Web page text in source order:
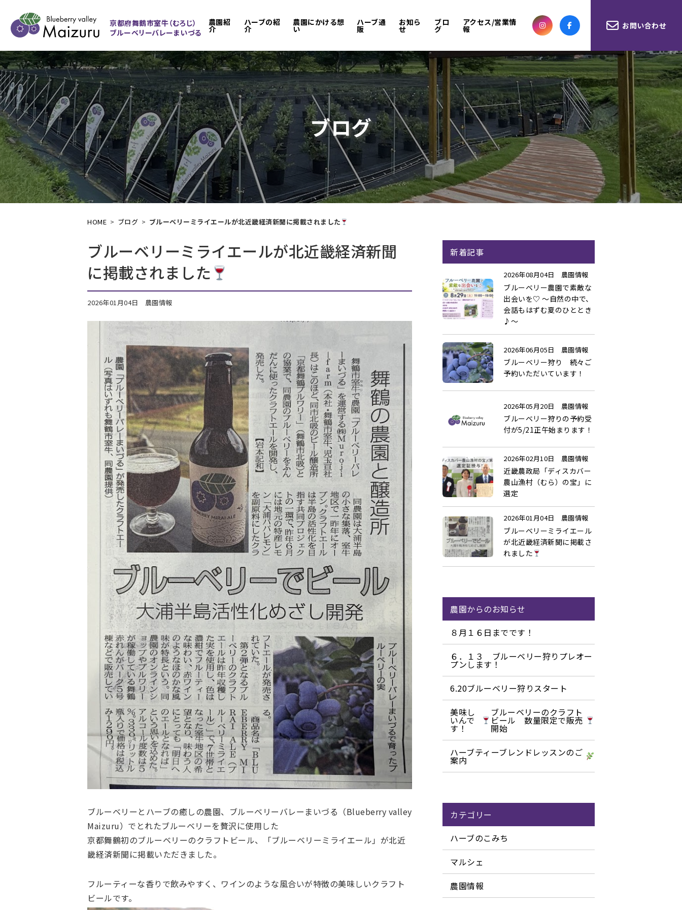
京都府舞鶴市室牛（むろじ）
ブルーベリーバレーまいづる
農園紹
介
ハーブの紹
介
農園にかける想
い
ハーブ通
販
お知ら
せ
ブロ
グ
アクセス/営業情
報 お問い合わせ
ブログ
HOME ブログ ブルーベリーミライエールが北近畿経済新聞に掲載されました
ブルーベリーミライエールが北近畿経済新聞
に掲載されました
2026年01月04日 農園情報
ブルーベリーとハーブの癒しの農園、ブルーベリーバレーまいづる（Blueberry valley
Maizuru）でとれたブルーベリーを贅沢に使用した
京都舞鶴初のブルーベリーのクラフトビール、「ブルーベリーミライエール」が北近
畿経済新聞に掲載いただきました。
フルーティーな香りで飲みやすく、ワインのような風合いが特徴の美味しいクラフト
ビールです。
新着記事
2026年08月04日 農園情報
ブルーベリー農園で素敵な
出会いを♡ ～自然の中で、
会話もはずむ夏のひととき
♪～
2026年06月05日 農園情報
ブルーベリー狩り 続々ご
予約いただいています！
2026年05月20日 農園情報
ブルーベリー狩りの予約受
付が5/21正午始まります！
2026年02月10日 農園情報
近畿農政局「ディスカバー
農山漁村（むら）の宝」に
選定
2026年01月04日 農園情報
ブルーベリーミライエール
が北近畿経済新聞に掲載さ
れました
農園からのお知らせ
８月１６日までです！
６．１３ ブルーベリー狩りプレオー
プンします！
6.20ブルーベリー狩りスタート
美味し
いんで
す！
ブルーベリーのクラフト
ビール 数量限定で販売
開始
ハーブティーブレンドレッスンのご
案内
カテゴリー
ハーブのこみち
マルシェ
農園情報